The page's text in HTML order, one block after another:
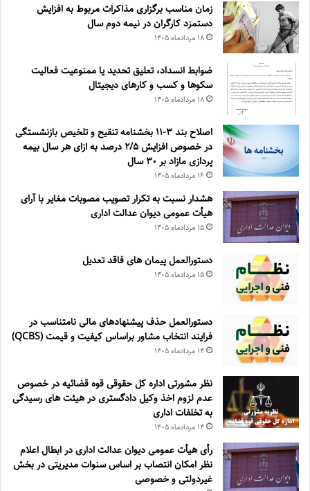
زمان مناسب برگزاری مذاکرات مربوط به افزایش
دستمزد کارگران در نیمه دوم سال
۱۸ مرداد‌ماه ۱۴۰۵
ضوابط انسداد، تعليق تحديد يا ممنوعيت فعاليت
سكوها و كسب و كارهای ديجيتال
۱۸ مرداد‌ماه ۱۴۰۵
اصلاح بند ۳‏-۱۱ بخشنامه تنقیح و تلخیص بازنشستگی
در خصوص افزایش ۵‏‏‏‏‏‏‏‏‏/۲ درصد به ازای هر سال بیمه
پردازی مازاد بر ۳۰‏ سال
۱۶ مرداد‌ماه ۱۴۰۵
هشدار نسبت به تکرار تصویب مصوبات مغایر با آرای
هیأت عمومی دیوان عدالت اداری
۱۵ مرداد‌ماه ۱۴۰۵
دستورالعمل پیمان های فاقد تعدیل
۱۵ مرداد‌ماه ۱۴۰۵
دستورالعمل حذف پيشنهادهای مالی نامتناسب در
فرايند انتخاب مشاور براساس كيفيت و قيمت (QCBS)
۱۴ مرداد‌ماه ۱۴۰۵
نظر مشورتی اداره کل حقوقی قوه قضائیه در خصوص
عدم لزوم اخذ وکیل دادگستری در هیئت های رسیدگی
به تخلفات اداری
۱۴ مرداد‌ماه ۱۴۰۵
رأی هیأت عمومی دیوان عدالت اداری در ابطال اعلام
نظر امکان انتصاب بر اساس سنوات مدیریتی در بخش
غیردولتی و خصوصی